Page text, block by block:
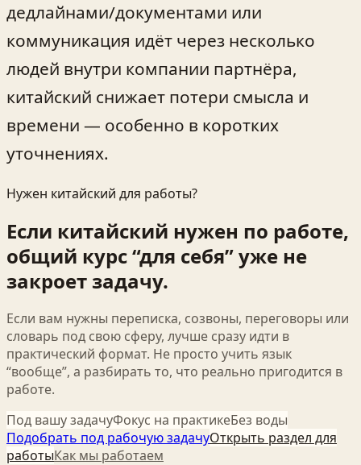
дедлайнами/документами или
коммуникация идёт через несколько
людей внутри компании партнёра,
китайский снижает потери смысла и
времени — особенно в коротких
уточнениях.
Нужен китайский для работы?
Если китайский нужен по работе,
общий курс “для себя” уже не
закроет задачу.
Если вам нужны переписка, созвоны, переговоры или
словарь под свою сферу, лучше сразу идти в
практический формат. Не просто учить язык
“вообще”, а разбирать то, что реально пригодится в
работе.
Под вашу задачуФокус на практикеБез воды
Подобрать под рабочую задачуОткрыть раздел для
работыКак мы работаем